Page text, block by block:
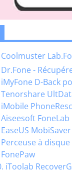
Coolmuster
-
D-Back
iMobile
Aiseesoft
Perceuse à disque
iToolab